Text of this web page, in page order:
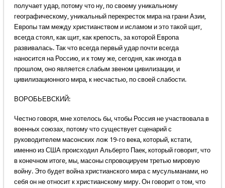
получает удар, потому что ну, по своему уникальному
географическому, уникальный перекресток мира на грани Азии,
Европы там между христианством и исламом и это такой щит,
всегда стоял, как щит, как крепость, за которой Европа
развивалась. Так что всегда первый удар почти всегда
наносится на Россию, и к тому же, сегодня, как иногда в
прошлом, оно является слабым звеном цивилизации, и
цивилизационного мира, к несчастью, по своей слабости.
ВОРОБЬЕВСКИЙ:
Честно говоря, мне хотелось бы, чтобы Россия не участвовала в
военных союзах, потому что существует сценарий с
руководителем масонских лож 19-го века, который, кстати,
именно из США происходил Альберто Паек, который говорит, что
в конечном итоге, мы, масоны спровоцируем третью мировую
войну. Это будет война христианского мира с мусульманами, но
себя он не относит к христианскому миру. Он говорит о том, что